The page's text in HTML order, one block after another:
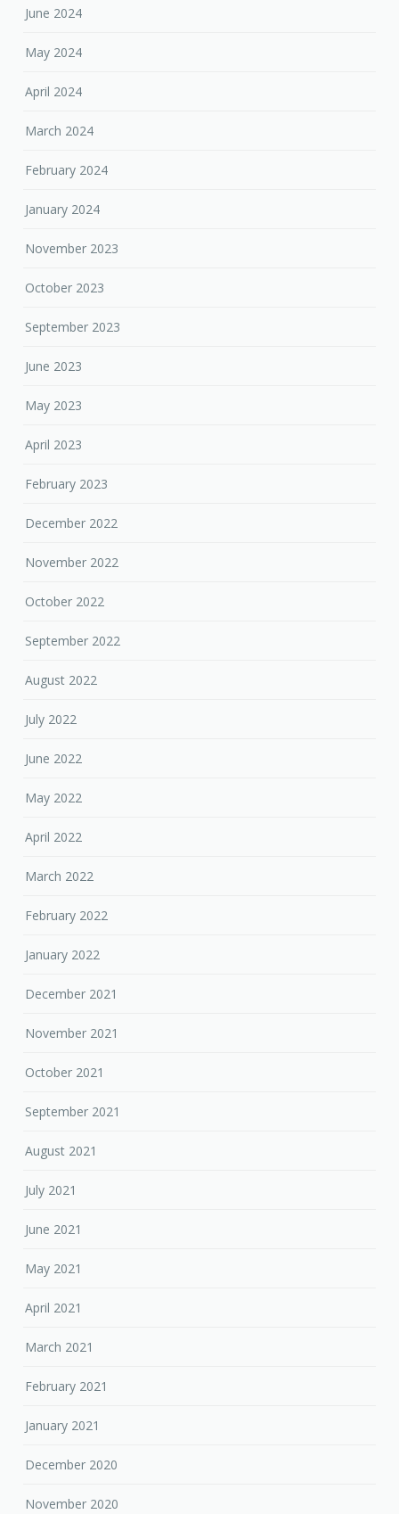
June 2024
May 2024
April 2024
March 2024
February 2024
January 2024
November 2023
October 2023
September 2023
June 2023
May 2023
April 2023
February 2023
December 2022
November 2022
October 2022
September 2022
August 2022
July 2022
June 2022
May 2022
April 2022
March 2022
February 2022
January 2022
December 2021
November 2021
October 2021
September 2021
August 2021
July 2021
June 2021
May 2021
April 2021
March 2021
February 2021
January 2021
December 2020
November 2020